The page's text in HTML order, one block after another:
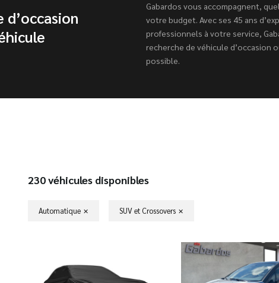
d’occasion
Gabardos vous accompagnent,
votre budget. Avec ses 45 ans
professionnels à votre service,
recherche de véhicule d’occasion
possible.
230 véhicules disponibles
Automatique SUV et Crossovers